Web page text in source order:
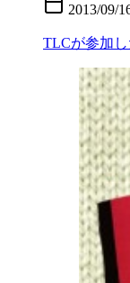
2013/09/
TLCが参加し